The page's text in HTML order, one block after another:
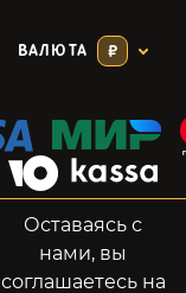
ВАЛЮТА ₽
Конфиденциальность
Возвраты
Оставаясь с
нами, вы
соглашаетесь на